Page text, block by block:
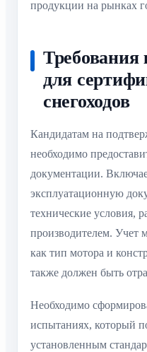
продукции на рынках
Требования
для
снегоходов
Кандидатам на
необходимо
документации.
эксплуатационную
технические условия,
производителем. Учет
как тип мотора и
также должен быть
Необходимо
испытаниях, который
установленным